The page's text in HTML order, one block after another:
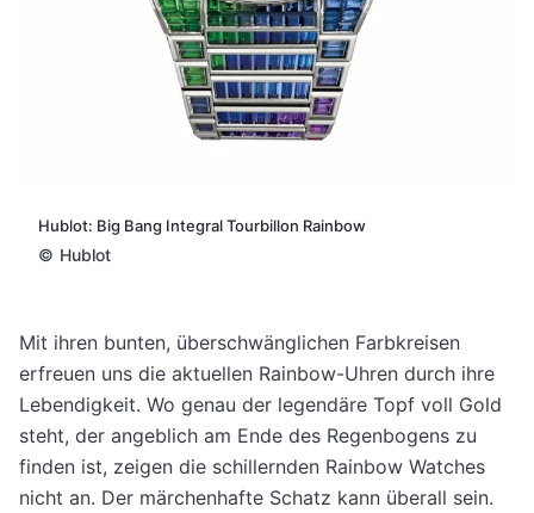
Hublot: Big Bang Integral Tourbillon Rainbow
© Hublot
Mit ihren bunten, überschwänglichen Farbkreisen
erfreuen uns die aktuellen Rainbow-Uhren durch ihre
Lebendigkeit. Wo genau der legendäre Topf voll Gold
steht, der angeblich am Ende des Regenbogens zu
finden ist, zeigen die schillernden Rainbow Watches
nicht an. Der märchenhafte Schatz kann überall sein.